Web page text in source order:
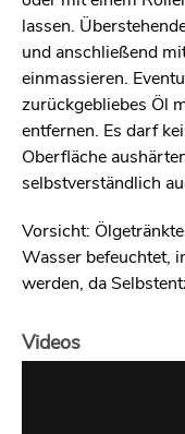
lassen.
und anschließend
einmassieren.
zurückgebliebes Öl
entfernen. Es darf
Oberfläche
selbstverständlich
Vorsicht:
Wasser befeuchtet,
werden, da
Videos